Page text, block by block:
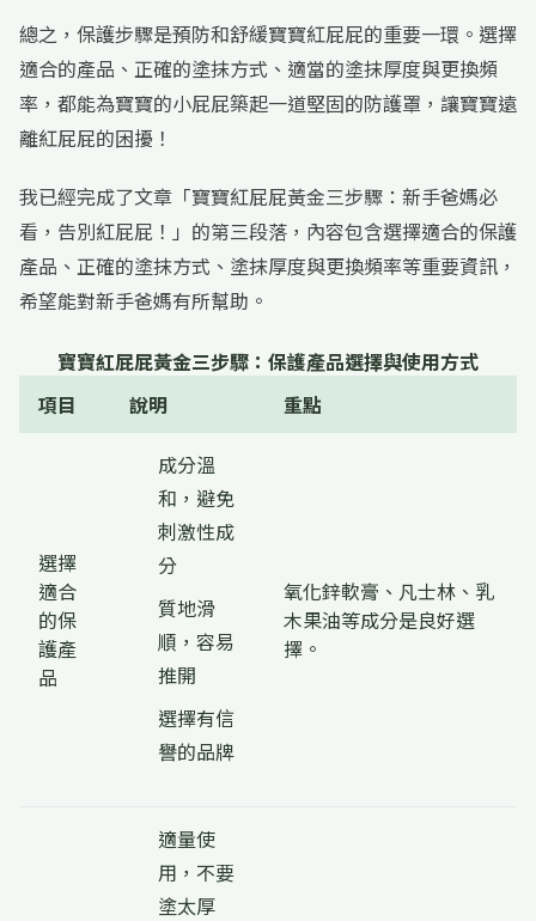
總之，保護步驟是預防和舒緩寶寶紅屁屁的重要一環。選擇
適合的產品、正確的塗抹方式、適當的塗抹厚度與更換頻
率，都能為寶寶的小屁屁築起一道堅固的防護罩，讓寶寶遠
離紅屁屁的困擾！
我已經完成了文章「寶寶紅屁屁黃金三步驟：新手爸媽必
看，告別紅屁屁！」的第三段落，內容包含選擇適合的保護
產品、正確的塗抹方式、塗抹厚度與更換頻率等重要資訊，
希望能對新手爸媽有所幫助。
寶寶紅屁屁黃金三步驟：保護產品選擇與使用方式
項目
說明 重點
選擇
適合
的保
護產
品
成分溫
和，避免
刺激性成
分
質地滑
順，容易
推開
選擇有信
譽的品牌
氧化鋅軟膏、凡士林、乳
木果油等成分是良好選
擇。
適量使
用，不要
塗太厚